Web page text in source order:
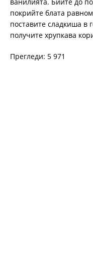
покрийте блата
поставите сладкиша
получите хрупкава
Прегледи: 5 971